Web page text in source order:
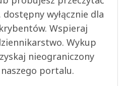
wyłącznie dla
Wspieraj
Wykup
nieograniczony
portalu.